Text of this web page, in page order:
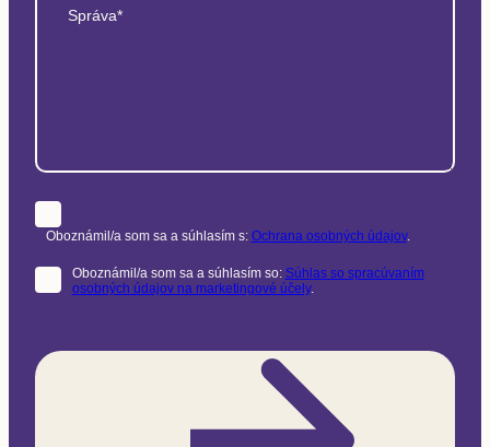
Správa*
Oboznámil/a som sa a súhlasím s: Ochrana osobných údajov.
Oboznámil/a som sa a súhlasím so: Súhlas so spracúvaním
osobných údajov na marketingové účely.